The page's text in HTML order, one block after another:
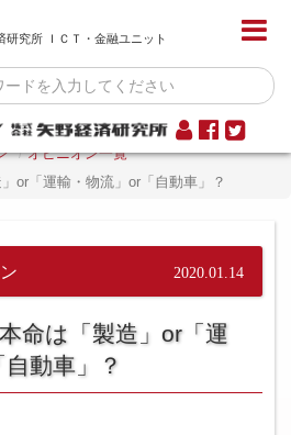
研究所 ＩＣＴ・金融ユニット
オピニオン一覧
or「運輸・物流」or「自動車」？
2020.01.14
命は「製造」or「運
動車」？